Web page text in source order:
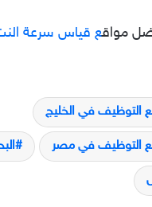
مواق
التوظيف في الخليج
التوظيف في مصر